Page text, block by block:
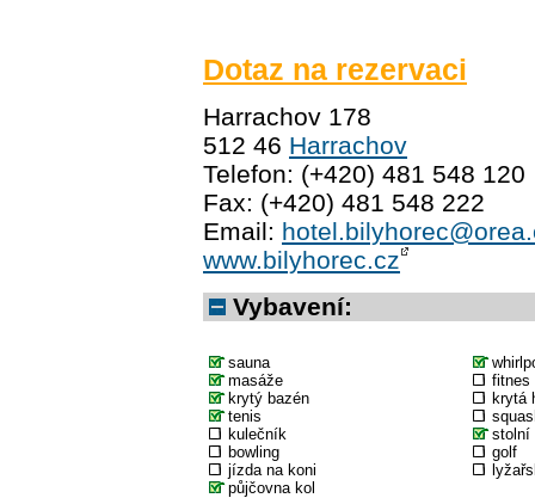
Dotaz na rezervaci
Harrachov 178
512 46 Harrachov
Telefon: (+420) 481 548 120
Fax: (+420) 481 548 222
Email:
www.bilyhorec.cz
Vybavení:
sauna
masáže
fitnes
krytý bazén
krytá
tenis
kulečník
stolní
bowling
golf
jízda na koni
půjčovna kol